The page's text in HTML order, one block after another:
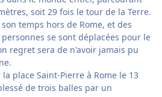
soit 29 fois le tour de la Terre.
temps hors de Rome, et des
se sont déplacées pour le
regret sera de n'avoir jamais pu
place Saint-Pierre à Rome le 13
de trois balles par un